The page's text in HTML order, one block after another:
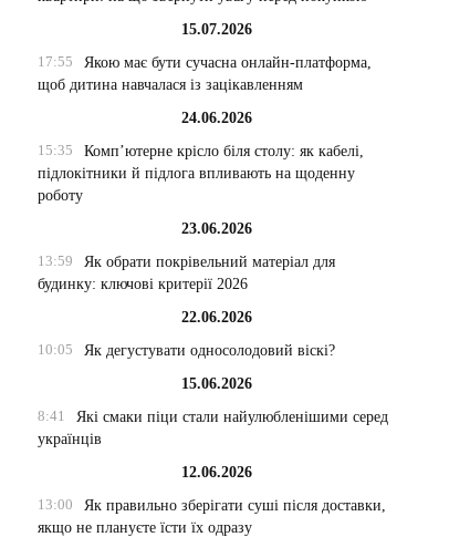
15.07.2026
17:55
Якою має бути сучасна онлайн-платформа,
щоб дитина навчалася із зацікавленням
24.06.2026
15:35
Комп’ютерне крісло біля столу: як кабелі,
підлокітники й підлога впливають на щоденну
роботу
23.06.2026
13:59
Як обрати покрівельний матеріал для
будинку: ключові критерії 2026
22.06.2026
10:05
Як дегустувати односолодовий віскі?
15.06.2026
8:41
Які смаки піци стали найулюбленішими серед
українців
12.06.2026
13:00
Як правильно зберігати суші після доставки,
якщо не плануєте їсти їх одразу